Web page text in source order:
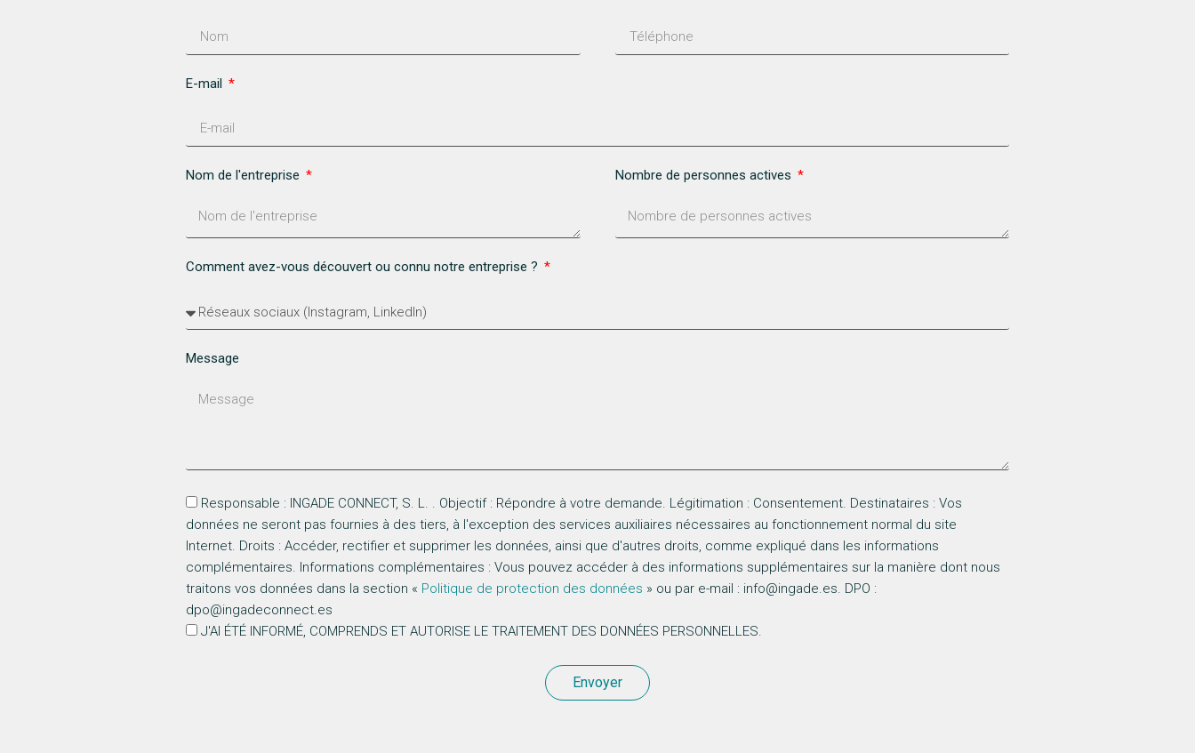
E-mail
Nom de l'entreprise Nombre de personnes actives
Comment avez-vous découvert ou connu notre entreprise ?
Message
Responsable : INGADE CONNECT, S. L. . Objectif : Répondre à votre demande. Légitimation : Consentement. Destinataires : Vos
données ne seront pas fournies à des tiers, à l'exception des services auxiliaires nécessaires au fonctionnement normal du site
Internet. Droits : Accéder, rectifier et supprimer les données, ainsi que d'autres droits, comme expliqué dans les informations
complémentaires. Informations complémentaires : Vous pouvez accéder à des informations supplémentaires sur la manière dont nous
traitons vos données dans la section « Politique de protection des données » ou par e-mail : info@ingade.es. DPO :
dpo@ingadeconnect.es
J'AI ÉTÉ INFORMÉ, COMPRENDS ET AUTORISE LE TRAITEMENT DES DONNÉES PERSONNELLES.
Envoyer